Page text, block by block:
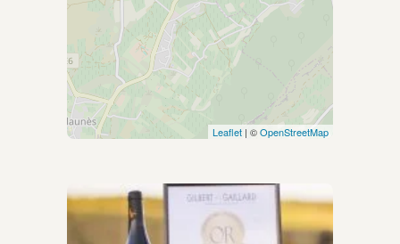
Leaflet | ©OpenStreetMap